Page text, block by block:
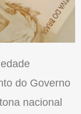
do Governo
nacional